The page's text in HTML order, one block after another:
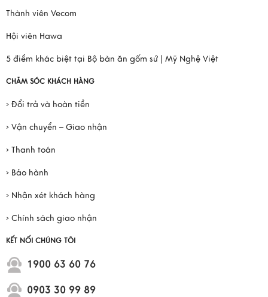
Thành viên Vecom
Hội viên Hawa
5 điểm khác biệt tại Bộ bàn ăn gốm sứ | Mỹ Nghệ Việt
CHĂM SÓC KHÁCH HÀNG
› Đổi trả và hoàn tiền
› Vận chuyển – Giao nhận
› Thanh toán
› Bảo hành
› Nhận xét khách hàng
› Chính sách giao nhận
KẾT NỐI CHÚNG TÔI
1900 63 60 76
0903 30 99 89